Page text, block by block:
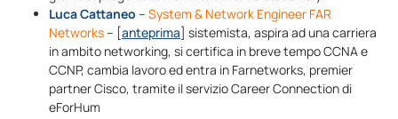
Luca Cattaneo – System & Network Engineer FAR
Networks– [anteprima] sistemista, aspira ad una carriera
in ambito networking, si certifica in breve tempo CCNA e
CCNP, cambia lavoro ed entra in Farnetworks, premier
partner Cisco, tramite il servizio Career Connection di
eForHum